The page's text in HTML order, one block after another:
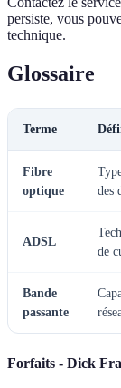
persiste, vous
technique.
Glossaire
Terme
Fibre
optique
des
ADSL
de
Bande
passante
Forfaits - Dick